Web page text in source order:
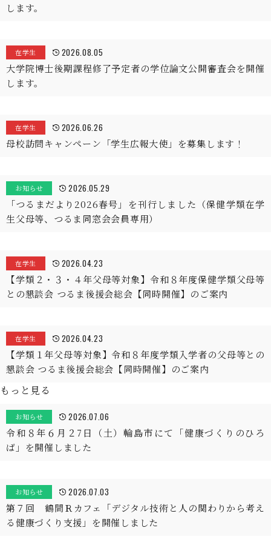
します。
在学生 2026.08.05
大学院博士後期課程修了予定者の学位論文公開審査会を開催
します。
在学生 2026.06.26
母校訪問キャンペーン「学生広報大使」を募集します！
お知らせ 2026.05.29
「つるまだより2026春号」を刊行しました（保健学類在学
生父母等、つるま同窓会会員専用）
在学生 2026.04.23
【学類２・３・４年父母等対象】令和８年度保健学類父母等
との懇談会 つるま後援会総会【同時開催】のご案内
在学生 2026.04.23
【学類１年父母等対象】令和８年度学類入学者の父母等との
懇談会 つるま後援会総会【同時開催】のご案内
もっと見る
お知らせ 2026.07.06
令和８年６月２7日（土）輪島市にて「健康づくりのひろ
ば」を開催しました
お知らせ 2026.07.03
第７回 鶴間Ｒカフェ「デジタル技術と人の関わりから考え
る健康づくり支援」を開催しました